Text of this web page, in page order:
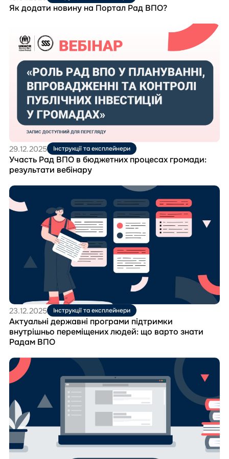
Як додати новину на Портал Рад ВПО?
матеріала
Рад
бюджетних
процесах
громади:
результати
вебінару
29.12.2025 Інструкції та експлейнери
Участь Рад ВПО в бюджетних процесах громади:
результати вебінару
Перейти
до
матеріала
програми
внутрішньо
переміщених
знати
Радам
ВПО
23.12.2025 Інструкції та експлейнери
Актуальні державні програми підтримки
внутрішньо переміщених людей: що варто знати
Радам ВПО
Перейти
до
матеріала
членкині
та
члени
Рад
отримали